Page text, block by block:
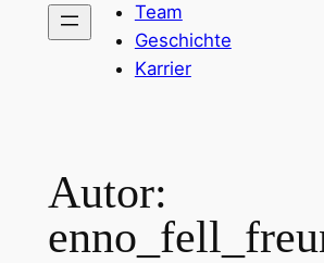
Team
Geschichte
Karrier
Autor: